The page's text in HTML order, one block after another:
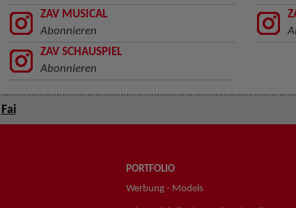
ZAV MUSICAL
Abonnieren
ZAV SCHAUSPIEL
Abonnieren
Fai
PORTFOLIO
Werbung - Models